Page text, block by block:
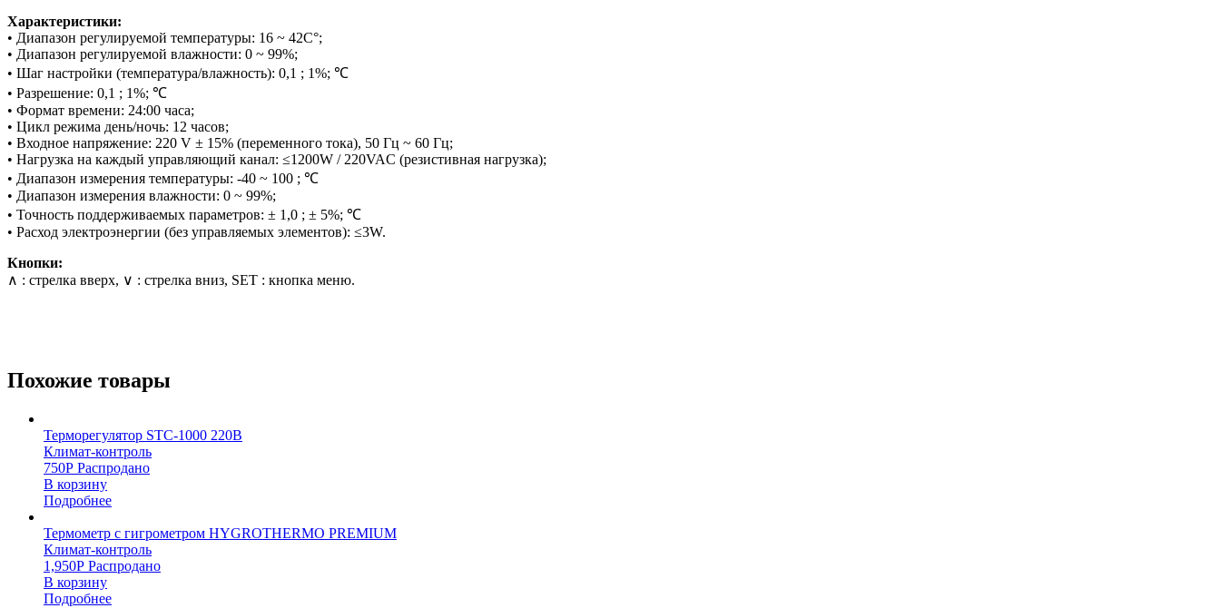
Характеристики:
• Диапазон регулируемой температуры: 16 ~ 42С°;
• Диапазон регулируемой влажности: 0 ~ 99%;
• Шаг настройки (температура/влажность): 0,1 ; 1%; ℃
• Разрешение: 0,1 ; 1%; ℃
• Формат времени: 24:00 часа;
• Цикл режима день/ночь: 12 часов;
• Входное напряжение: 220 V ± 15% (переменного тока), 50 Гц ~ 60 Гц;
• Нагрузка на каждый управляющий канал: ≤1200W / 220VAC (резистивная нагрузка);
• Диапазон измерения температуры: -40 ~ 100 ; ℃
• Диапазон измерения влажности: 0 ~ 99%;
• Точность поддерживаемых параметров: ± 1,0 ; ± 5%; ℃
• Расход электроэнергии (без управляемых элементов): ≤3W.
Кнопки:
∧ : стрелка вверх, ∨ : стрелка вниз, SET : кнопка меню.
Похожие товары
Терморегулятор STC-1000 220В
Климат-контроль
750Р Распродано
В корзину
Подробнее
Термометр с гигрометром HYGROTHERMO PREMIUM
Климат-контроль
1,950Р Распродано
В корзину
Подробнее